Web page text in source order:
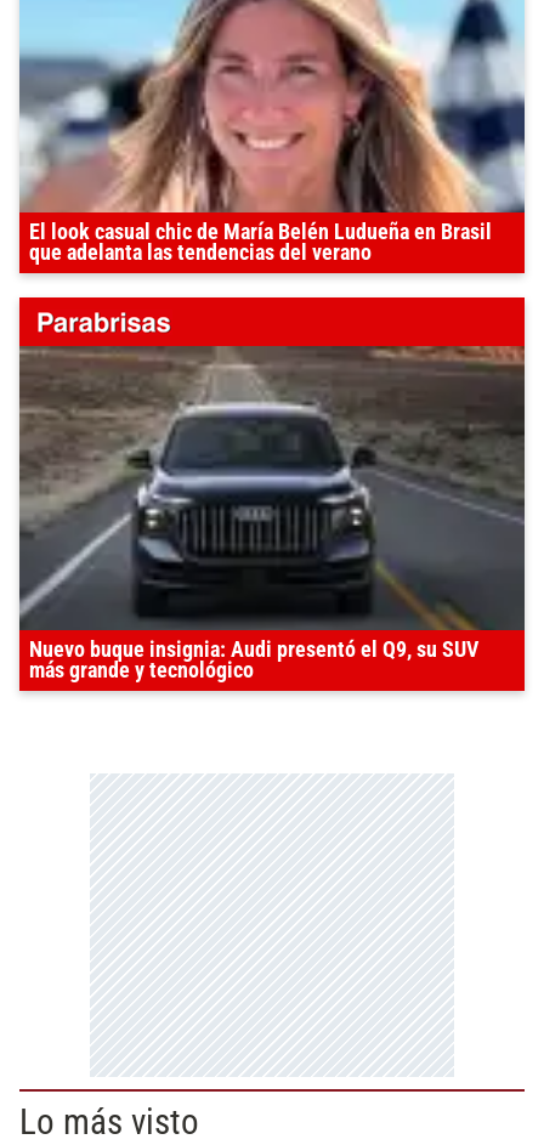
El look casual chic de María Belén Ludueña en Brasil
que adelanta las tendencias del verano
Nuevo buque insignia: Audi presentó el Q9, su SUV
más grande y tecnológico
Lo más visto